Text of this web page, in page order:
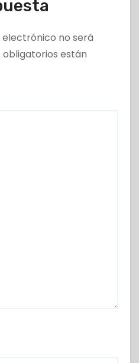
no será
obligatorios están